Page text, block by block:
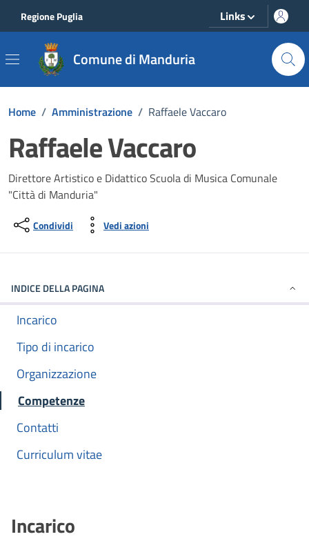
Regione Puglia Links
Comune di Manduria
Home / Amministrazione / Raffaele Vaccaro
Raffaele Vaccaro
Direttore Artistico e Didattico Scuola di Musica Comunale
"Città di Manduria"
Condividi Vedi azioni
INDICE DELLA PAGINA
Incarico
Tipo di incarico
Organizzazione
Competenze
Contatti
Curriculum vitae
Incarico